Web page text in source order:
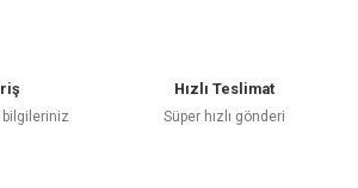
bilgileriniz
Hızlı Teslimat
Süper hızlı gönderi